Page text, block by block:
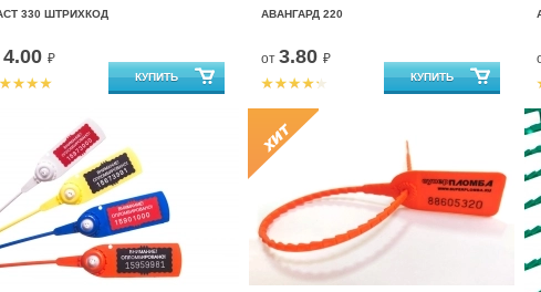
330 ШТРИХКОД
4.00 ₽
АВАНГАРД 220
от 3.80 ₽